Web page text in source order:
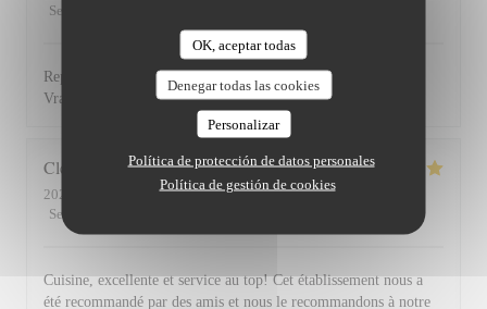
OK, aceptar todas
Denegar todas las cookies
Personalizar
Política de protección de datos personales
Política de gestión de cookies
Servicio
Repas excellent de l’entrée au dessert. Service impeccable.
Vraiment top. Je recommande.
Clemence
2026-07-29
- 20:00 - Invitados 2
Servicio
Cuisine, excellente et service au top! Cet établissement nous a
été recommandé par des amis et nous le recommandons à notre